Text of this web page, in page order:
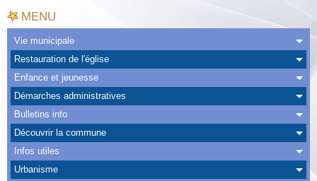
Accueil
Actualités
Facebook
CAPSO
Urbanisme
Transports
Agenda
MENU
Vie municipale
Restauration de l'église
Enfance et jeunesse
Démarches administratives
Bulletins info
Découvrir la commune
Infos utiles
Urbanisme